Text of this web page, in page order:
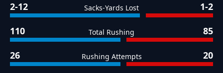
2-12 Sacks-Yards Lost 1-2
110 Total Rushing 85
26 Rushing Attempts 20